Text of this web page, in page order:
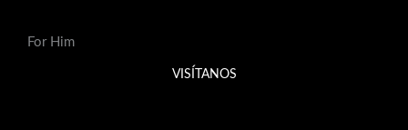
For Him
VISÍTANOS